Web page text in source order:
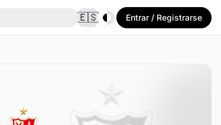
🇪🇸 Toggle theme
Entrar / Registrarse